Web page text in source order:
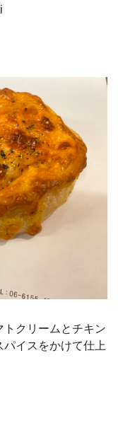
クリームとチキン
イスをかけて仕上